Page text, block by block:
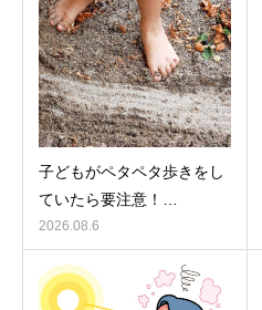
子どもがペタペタ歩きをし
ていたら要注意！…
2026.08.6